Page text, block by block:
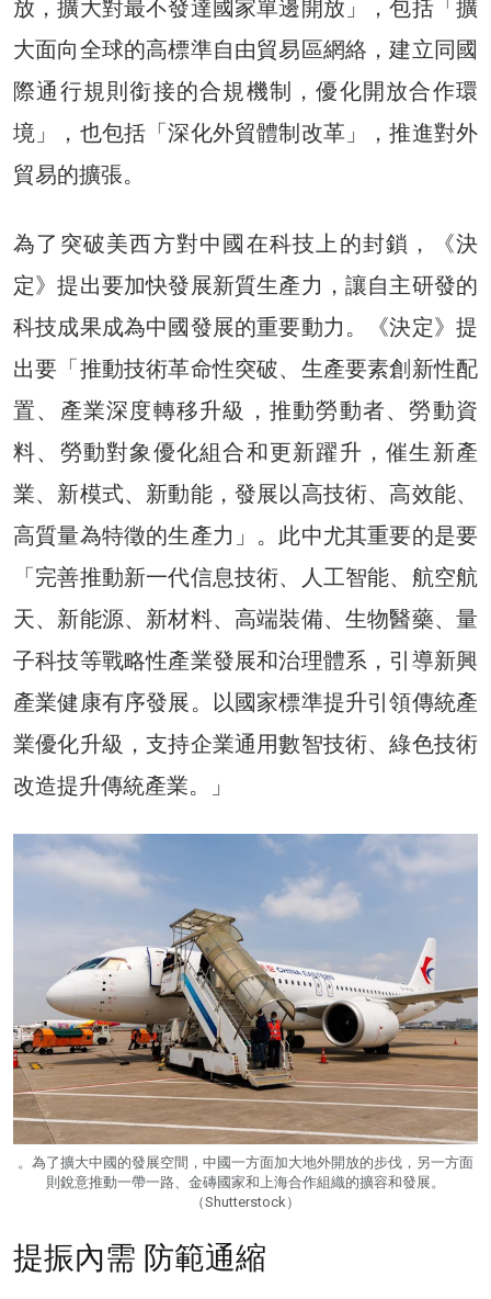
放，擴大對最不發達國家單邊開放」，包括「擴
大面向全球的高標準自由貿易區網絡，建立同國
際通行規則銜接的合規機制，優化開放合作環
境」，也包括「深化外貿體制改革」，推進對外
貿易的擴張。
為了突破美西方對中國在科技上的封鎖，《決
定》提出要加快發展新質生產力，讓自主研發的
科技成果成為中國發展的重要動力。《決定》提
出要「推動技術革命性突破、生產要素創新性配
置、產業深度轉移升級，推動勞動者、勞動資
料、勞動對象優化組合和更新躍升，催生新產
業、新模式、新動能，發展以高技術、高效能、
高質量為特徵的生產力」。此中尤其重要的是要
「完善推動新一代信息技術、人工智能、航空航
天、新能源、新材料、高端裝備、生物醫藥、量
子科技等戰略性產業發展和治理體系，引導新興
產業健康有序發展。以國家標準提升引領傳統產
業優化升級，支持企業通用數智技術、綠色技術
改造提升傳統產業。」
。為了擴大中國的發展空間，中國一方面加大地外開放的步伐，另一方面
則銳意推動一帶一路、金磚國家和上海合作組織的擴容和發展。
（Shutterstock）
提振內需 防範通縮